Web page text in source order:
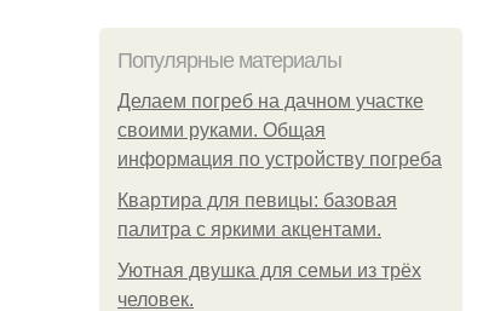
Популярные материалы
Делаем погреб на дачном участке
своими руками. Общая
информация по устройству погреба
Квартира для певицы: базовая
палитра с яркими акцентами.
Уютная двушка для семьи из трёх
человек.